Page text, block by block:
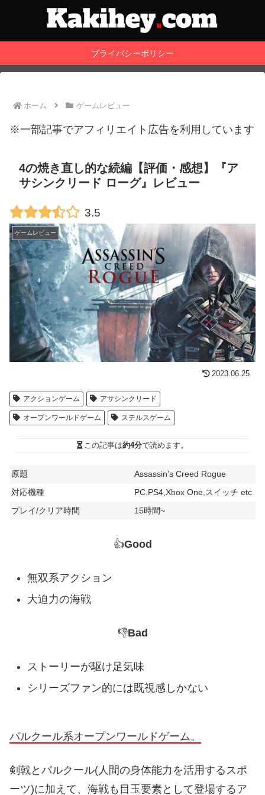
プライバシーポリシー
ホーム ゲームレビュー
※一部記事でアフィリエイト広告を利用しています
4の焼き直し的な続編【評価・感想】『ア
サシンクリード ローグ』レビュー
3.5
ゲームレビュー
2023.06.25
アクションゲーム アサシンクリード
オープンワールドゲーム ステルスゲーム
この記事は約4分で読めます。
原題
Assassin’s Creed Rogue
対応機種
PC,PS4,Xbox One,スイッチ etc
プレイ/クリア時間
15時間~
👍Good
無双系アクション
大迫力の海戦
👎Bad
ストーリーが駆け足気味
シリーズファン的には既視感しかない
パルクール系オープンワールドゲーム。
剣戟とパルクール(人間の身体能力を活用するスポ
ーツ)に加えて、海戦も目玉要素として登場するア